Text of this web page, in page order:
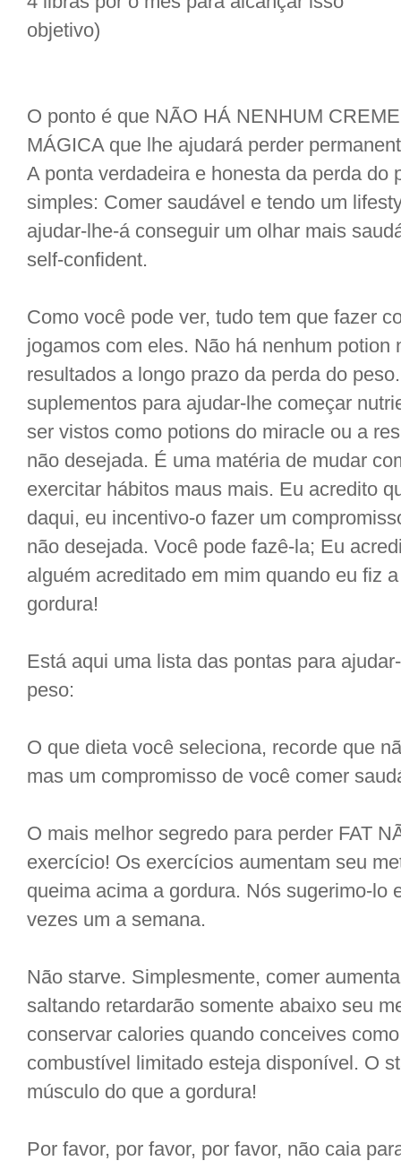
objetivo)
O ponto é que NÃO HÁ NENHUM
MÁGICA que lhe ajudará perder
A ponta verdadeira e honesta da perda do
simples: Comer saudável e tendo um
ajudar-lhe-á conseguir um olhar mais
self-confident.
Como você pode ver, tudo tem que fazer
jogamos com eles. Não há nenhum potion
resultados a longo prazo da perda do
suplementos para ajudar-lhe começar
ser vistos como potions do miracle ou a
não desejada. É uma matéria de mudar
exercitar hábitos maus mais. Eu acredito
daqui, eu incentivo-o fazer um
não desejada. Você pode fazê-la; Eu
alguém acreditado em mim quando eu fiz
gordura!
Está aqui uma lista das pontas para
peso:
O que dieta você seleciona, recorde que
mas um compromisso de você comer
O mais melhor segredo para perder FAT
exercício! Os exercícios aumentam seu
queima acima a gordura. Nós sugerimo-lo
vezes um a semana.
Não starve. Simplesmente, comer
saltando retardarão somente abaixo seu
conservar calories quando conceives
combustível limitado esteja disponível. O
músculo do que a gordura!
Por favor, por favor, por favor, não caia